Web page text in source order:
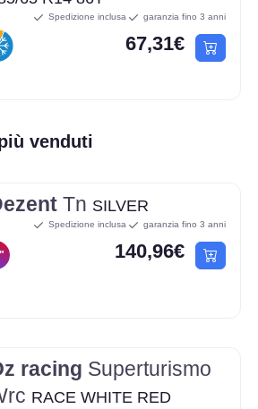
Spedizione inclusa garanzia fino 3 anni
67,31€
venduti
Tn SILVER
Spedizione inclusa garanzia fino 3 anni
140,96€
racing Superturismo
RACE WHITE RED